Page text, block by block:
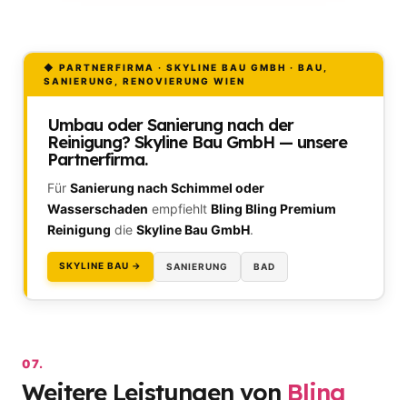
◆ PARTNERFIRMA · SKYLINE BAU GMBH · BAU,
SANIERUNG, RENOVIERUNG WIEN
Umbau oder Sanierung nach der
Reinigung? Skyline Bau GmbH — unsere
Partnerfirma.
Für Sanierung nach Schimmel oder
Wasserschaden empfiehlt Bling Bling Premium
Reinigung die Skyline Bau GmbH.
SKYLINE BAU → SANIERUNG BAD
07.
Weitere Leistungen von Bling